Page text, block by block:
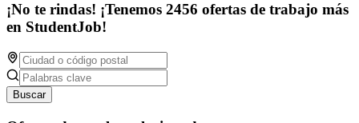
¡No te rindas! ¡Tenemos 2456 ofertas de trabajo más
en StudentJob!
Buscar